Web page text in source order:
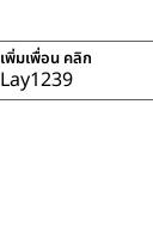
เพิ่มเพื่อน คลิก
Lay1239